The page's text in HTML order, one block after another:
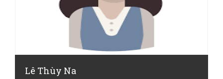
Lê Thùy Na